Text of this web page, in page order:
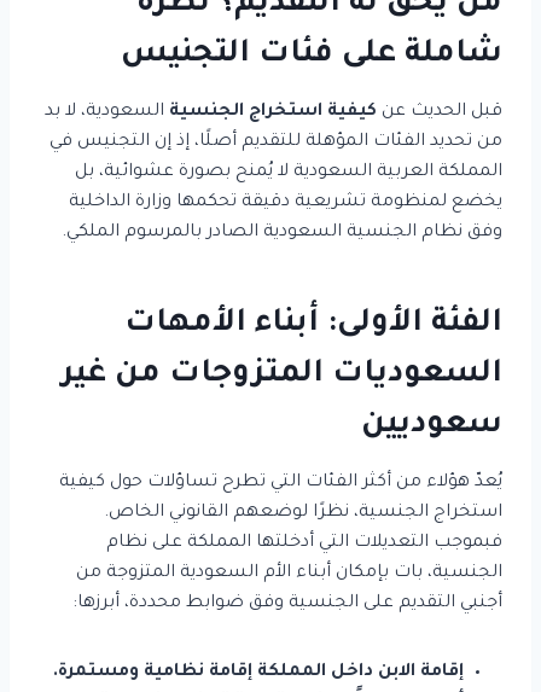
شاملة على فئات التجنيس
قبل الحديث عن كيفية استخراج الجنسية السعودية، لا بد
من تحديد الفئات المؤهلة للتقديم أصلًا، إذ إن التجنيس في
المملكة العربية السعودية لا يُمنح بصورة عشوائية، بل
يخضع لمنظومة تشريعية دقيقة تحكمها وزارة الداخلية
وفق نظام الجنسية السعودية الصادر بالمرسوم الملكي.
الفئة الأولى: أبناء الأمهات
السعوديات المتزوجات من غير
سعوديين
يُعدّ هؤلاء من أكثر الفئات التي تطرح تساؤلات حول كيفية
استخراج الجنسية، نظرًا لوضعهم القانوني الخاص.
فبموجب التعديلات التي أدخلتها المملكة على نظام
الجنسية، بات بإمكان أبناء الأم السعودية المتزوجة من
أجنبي التقديم على الجنسية وفق ضوابط محددة، أبرزها:
إقامة الابن داخل المملكة إقامة نظامية ومستمرة.